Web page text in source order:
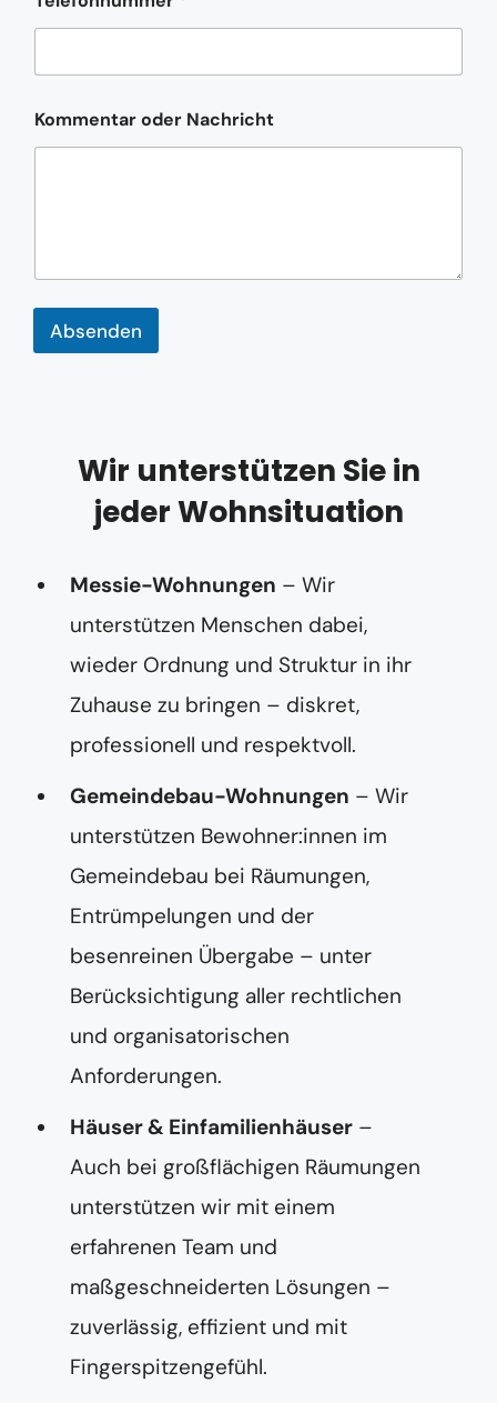
N
a
o
e
Kommentar oder Nachricht
Absenden
Wir unterstützen Sie in
jeder Wohnsituation
Messie-Wohnungen – Wir
unterstützen Menschen dabei,
wieder Ordnung und Struktur in ihr
Zuhause zu bringen – diskret,
professionell und respektvoll.
Gemeindebau-Wohnungen – Wir
unterstützen Bewohner:innen im
Gemeindebau bei Räumungen,
Entrümpelungen und der
besenreinen Übergabe – unter
Berücksichtigung aller rechtlichen
und organisatorischen
Anforderungen.
Häuser & Einfamilienhäuser –
Auch bei großflächigen Räumungen
unterstützen wir mit einem
erfahrenen Team und
maßgeschneiderten Lösungen –
zuverlässig, effizient und mit
Fingerspitzengefühl.